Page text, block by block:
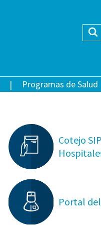
Programas de Salud
Cotejo
Portal